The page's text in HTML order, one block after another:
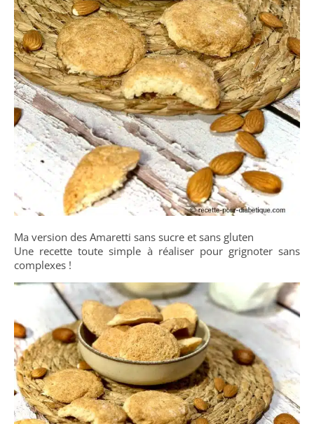
Ma version des Amaretti sans sucre et sans gluten
Une recette toute simple à réaliser pour grignoter sans
complexes !